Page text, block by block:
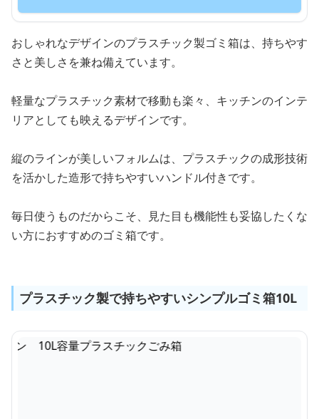
おしゃれなデザインのプラスチック製ゴミ箱は、持ちやす
さと美しさを兼ね備えています。
軽量なプラスチック素材で移動も楽々、キッチンのインテ
リアとしても映えるデザインです。
縦のラインが美しいフォルムは、プラスチックの成形技術
を活かした造形で持ちやすいハンドル付きです。
毎日使うものだからこそ、見た目も機能性も妥協したくな
い方におすすめのゴミ箱です。
プラスチック製で持ちやすいシンプルゴミ箱10L